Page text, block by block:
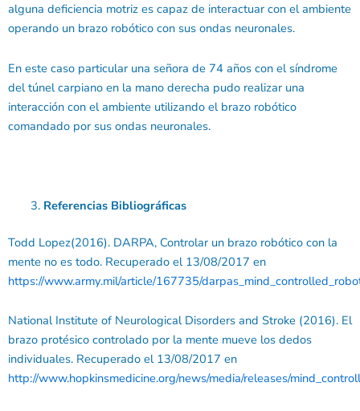
alguna deficiencia motriz es capaz de interactuar con el ambiente
operando un brazo robótico con sus ondas neuronales.
En este caso particular una señora de 74 años con el síndrome
del túnel carpiano en la mano derecha pudo realizar una
interacción con el ambiente utilizando el brazo robótico
comandado por sus ondas neuronales.
Referencias Bibliográficas
Todd Lopez(2016). DARPA, Controlar un brazo robótico con la
mente no es todo. Recuperado el 13/08/2017 en
https://www.army.mil/article/167735/
National Institute of Neurological Disorders and Stroke (2016). El
brazo protésico controlado por la mente mueve los dedos
individuales. Recuperado el 13/08/2017 en
http://www.hopkinsmedicine.org/news/media/releases/